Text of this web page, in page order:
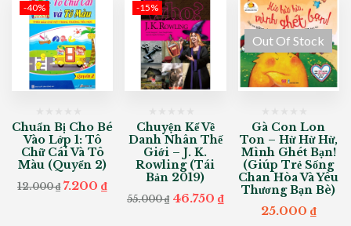
-40%
Chuẩn Bị Cho Bé
Vào Lớp 1: Tô
Chữ Cái Và Tô
Màu (Quyển 2)
12.000₫ Original
7.200₫Current
price
-15%
Chuyện Kể Về
Danh Nhân Thế
Giới – J. K.
Rowling (Tái
Bản 2019)
55.000₫ Original
46.750 ₫Current
Out Of Stock
Gà Con Lon
Ton – Hừ Hừ Hừ,
Mình Ghét Bạn!
(Giúp Trẻ Sống
Chan Hòa Và Yêu
Thương Bạn Bè)
25.000 ₫